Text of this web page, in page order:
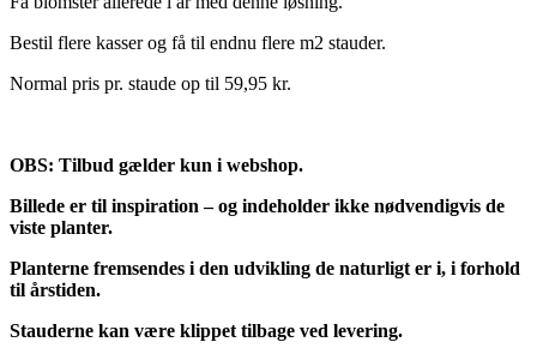
Bestil flere kasser og få til endnu flere m2 stauder.
Normal pris pr. staude op til 59,95 kr.
OBS: Tilbud gælder kun i webshop.
Billede er til inspiration – og indeholder ikke nødvendigvis de
viste planter.
Planterne fremsendes i den udvikling de naturligt er i, i forhold
til årstiden.
Stauderne kan være klippet tilbage ved levering.